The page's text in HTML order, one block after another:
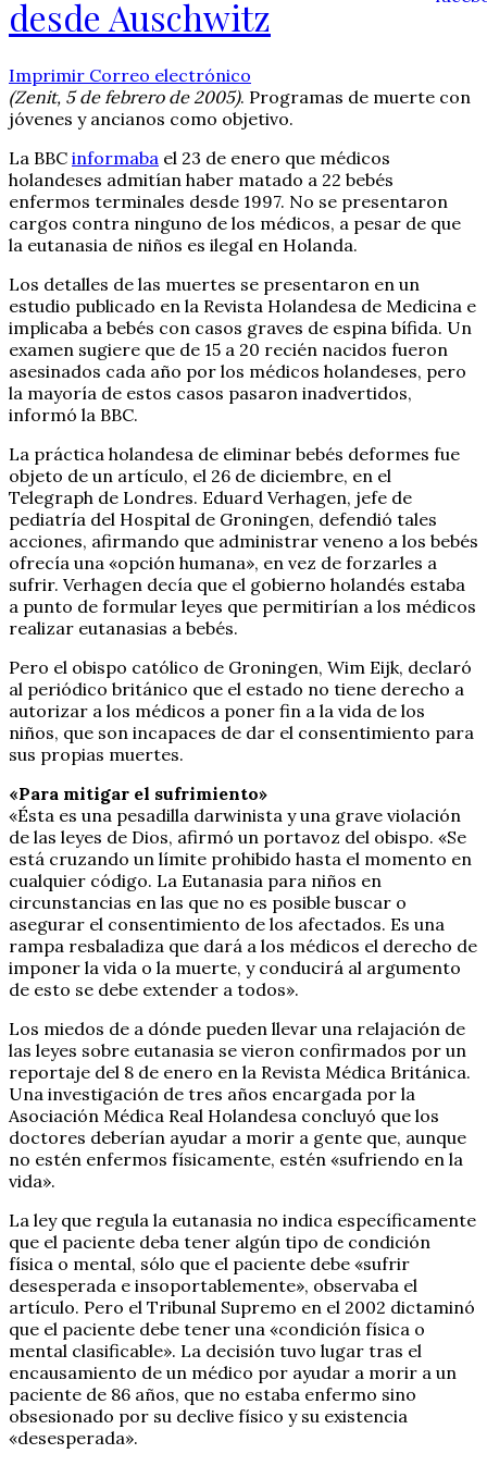
desde Auschwitz
Imprimir Correo electrónico
(Zenit, 5 de febrero de 2005). Programas de muerte con
jóvenes y ancianos como objetivo.
La BBC informaba el 23 de enero que médicos
holandeses admitían haber matado a 22 bebés
enfermos terminales desde 1997. No se presentaron
cargos contra ninguno de los médicos, a pesar de que
la eutanasia de niños es ilegal en Holanda.
Los detalles de las muertes se presentaron en un
estudio publicado en la Revista Holandesa de Medicina e
implicaba a bebés con casos graves de espina bífida. Un
examen sugiere que de 15 a 20 recién nacidos fueron
asesinados cada año por los médicos holandeses, pero
la mayoría de estos casos pasaron inadvertidos,
informó la BBC.
La práctica holandesa de eliminar bebés deformes fue
objeto de un artículo, el 26 de diciembre, en el
Telegraph de Londres. Eduard Verhagen, jefe de
pediatría del Hospital de Groningen, defendió tales
acciones, afirmando que administrar veneno a los bebés
ofrecía una «opción humana», en vez de forzarles a
sufrir. Verhagen decía que el gobierno holandés estaba
a punto de formular leyes que permitirían a los médicos
realizar eutanasias a bebés.
Pero el obispo católico de Groningen, Wim Eijk, declaró
al periódico británico que el estado no tiene derecho a
autorizar a los médicos a poner fin a la vida de los
niños, que son incapaces de dar el consentimiento para
sus propias muertes.
«Para mitigar el sufrimiento»
«Ésta es una pesadilla darwinista y una grave violación
de las leyes de Dios, afirmó un portavoz del obispo. «Se
está cruzando un límite prohibido hasta el momento en
cualquier código. La Eutanasia para niños en
circunstancias en las que no es posible buscar o
asegurar el consentimiento de los afectados. Es una
rampa resbaladiza que dará a los médicos el derecho de
imponer la vida o la muerte, y conducirá al argumento
de esto se debe extender a todos».
Los miedos de a dónde pueden llevar una relajación de
las leyes sobre eutanasia se vieron confirmados por un
reportaje del 8 de enero en la Revista Médica Británica.
Una investigación de tres años encargada por la
Asociación Médica Real Holandesa concluyó que los
doctores deberían ayudar a morir a gente que, aunque
no estén enfermos físicamente, estén «sufriendo en la
vida».
La ley que regula la eutanasia no indica específicamente
que el paciente deba tener algún tipo de condición
física o mental, sólo que el paciente debe «sufrir
desesperada e insoportablemente», observaba el
artículo. Pero el Tribunal Supremo en el 2002 dictaminó
que el paciente debe tener una «condición física o
mental clasificable». La decisión tuvo lugar tras el
encausamiento de un médico por ayudar a morir a un
paciente de 86 años, que no estaba enfermo sino
obsesionado por su declive físico y su existencia
«desesperada».